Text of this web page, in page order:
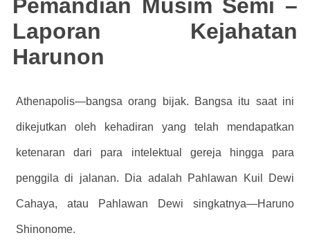
Pemandian Musim Semi –
Laporan Kejahatan
Harunon
Athenapolis—bangsa orang bijak. Bangsa itu saat ini
dikejutkan oleh kehadiran yang telah mendapatkan
ketenaran dari para intelektual gereja hingga para
penggila di jalanan. Dia adalah Pahlawan Kuil Dewi
Cahaya, atau Pahlawan Dewi singkatnya—Haruno
Shinonome.